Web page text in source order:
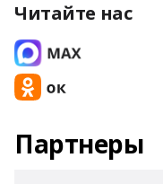
Читайте нас
Партнеры